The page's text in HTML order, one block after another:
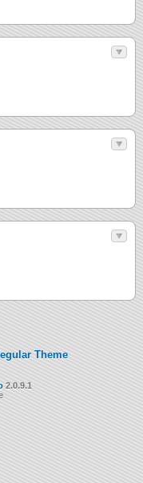
Theme
2.0.9.1